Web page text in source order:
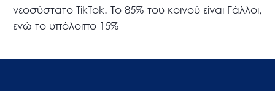
νεοσύστατο TikTok. To 85% του κοινού είναι Γάλλοι,
ενώ το υπόλοιπο 15%